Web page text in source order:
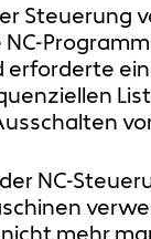
Steuerung
NC-
mehr